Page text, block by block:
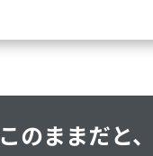
このままだと、